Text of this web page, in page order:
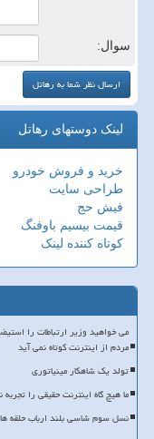
سوال:
لینک دوستهای رهاتل
خرید و فروش خودرو
طراحی سایت
فیش حج
قیمت بیسیم باوفنگ
کوتاه کننده لینک
می خواهید وزیر ارتباطات را
مردم از اینترنت کوتاه نمی آید
تولد یک شاهکار مینیاتوری
ما هیچ گاه اینترنت حقیقی را تجربه
نسل سوم شاسی بلند ارباب حلقه ها